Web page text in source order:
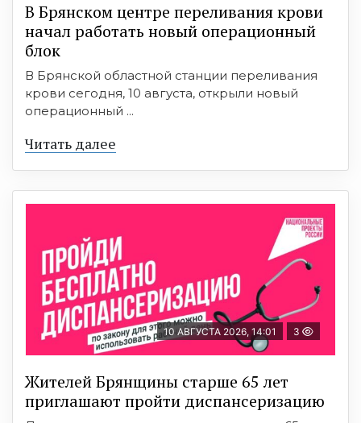
В Брянском центре переливания крови
начал работать новый операционный
блок
В Брянской областной станции переливания
крови сегодня, 10 августа, открыли новый
операционный ...
Читать далее
10 АВГУСТА 2026, 14:01 3
Жителей Брянщины старше 65 лет
приглашают пройти диспансеризацию